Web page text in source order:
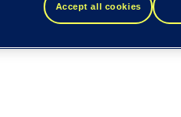
Accept all cookies